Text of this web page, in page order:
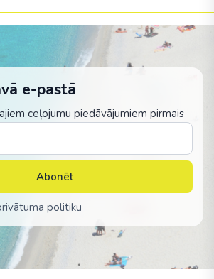
e-pastā
ceļojumu piedāvājumiem pirmais
Abonēt
politiku